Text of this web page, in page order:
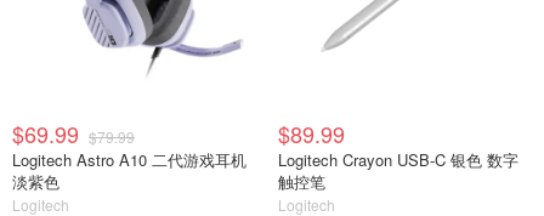
$69.99 $79.99
Logitech Astro A10 二代游戏耳机
淡紫色
Logitech
$89.99
Logitech Crayon USB-C 银色 数字
触控笔
Logitech